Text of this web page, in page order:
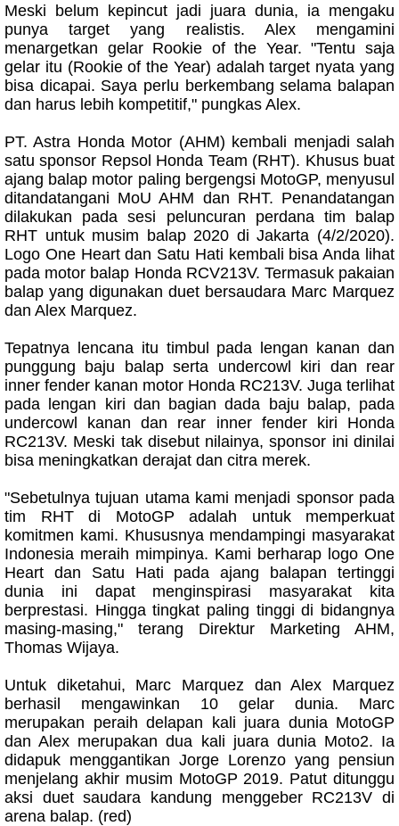
Meski belum kepincut jadi juara dunia, ia mengaku
punya target yang realistis. Alex mengamini
menargetkan gelar Rookie of the Year. "Tentu saja
gelar itu (Rookie of the Year) adalah target nyata yang
bisa dicapai. Saya perlu berkembang selama balapan
dan harus lebih kompetitif," pungkas Alex.
PT. Astra Honda Motor (AHM) kembali menjadi salah
satu sponsor Repsol Honda Team (RHT). Khusus buat
ajang balap motor paling bergengsi MotoGP, menyusul
ditandatangani MoU AHM dan RHT. Penandatangan
dilakukan pada sesi peluncuran perdana tim balap
RHT untuk musim balap 2020 di Jakarta (4/2/2020).
Logo One Heart dan Satu Hati kembali bisa Anda lihat
pada motor balap Honda RCV213V. Termasuk pakaian
balap yang digunakan duet bersaudara Marc Marquez
dan Alex Marquez.
Tepatnya lencana itu timbul pada lengan kanan dan
punggung baju balap serta undercowl kiri dan rear
inner fender kanan motor Honda RC213V. Juga terlihat
pada lengan kiri dan bagian dada baju balap, pada
undercowl kanan dan rear inner fender kiri Honda
RC213V. Meski tak disebut nilainya, sponsor ini dinilai
bisa meningkatkan derajat dan citra merek.
"Sebetulnya tujuan utama kami menjadi sponsor pada
tim RHT di MotoGP adalah untuk memperkuat
komitmen kami. Khususnya mendampingi masyarakat
Indonesia meraih mimpinya. Kami berharap logo One
Heart dan Satu Hati pada ajang balapan tertinggi
dunia ini dapat menginspirasi masyarakat kita
berprestasi. Hingga tingkat paling tinggi di bidangnya
masing-masing," terang Direktur Marketing AHM,
Thomas Wijaya.
Untuk diketahui, Marc Marquez dan Alex Marquez
berhasil mengawinkan 10 gelar dunia. Marc
merupakan peraih delapan kali juara dunia MotoGP
dan Alex merupakan dua kali juara dunia Moto2. Ia
didapuk menggantikan Jorge Lorenzo yang pensiun
menjelang akhir musim MotoGP 2019. Patut ditunggu
aksi duet saudara kandung menggeber RC213V di
arena balap. (red)